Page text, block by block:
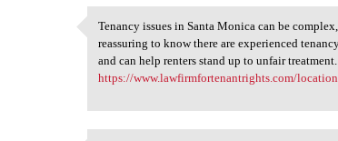
Tenancy issues in Santa
Tenancy issues in Santa Monica can be
reassuring to know there are experienced
and can help renters stand up to unfair
https://www.lawfirmfortenantrights.com/